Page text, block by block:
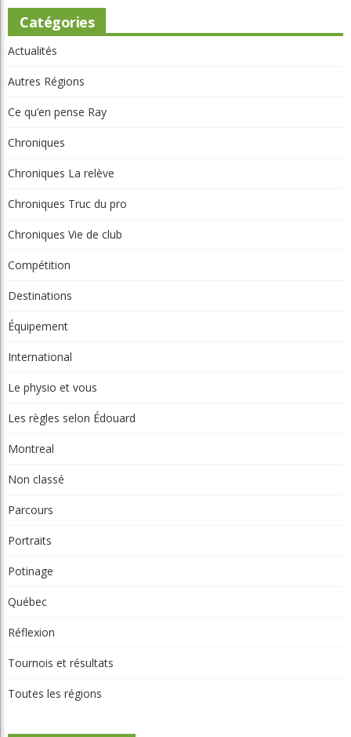
Catégories
Actualités
Autres Régions
Ce qu’en pense Ray
Chroniques
Chroniques La relève
Chroniques Truc du pro
Chroniques Vie de club
Compétition
Destinations
Équipement
International
Le physio et vous
Les règles selon Édouard
Montreal
Non classé
Parcours
Portraits
Potinage
Québec
Réflexion
Tournois et résultats
Toutes les régions